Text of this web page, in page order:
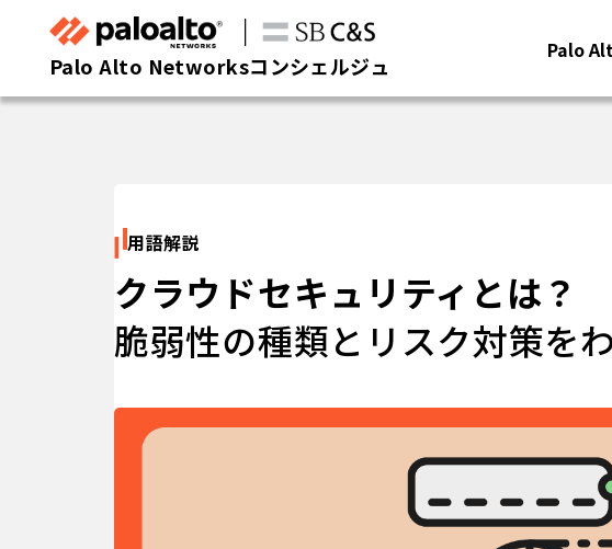
Palo Alto Networksコンシェルジュ
Palo
用語解説
クラウドセキュリティとは？
脆弱性の種類とリスク対策を